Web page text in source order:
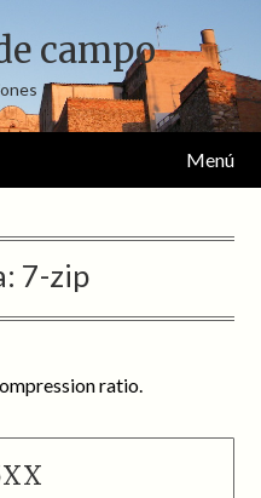
campo
Menú
7-zip
ratio.